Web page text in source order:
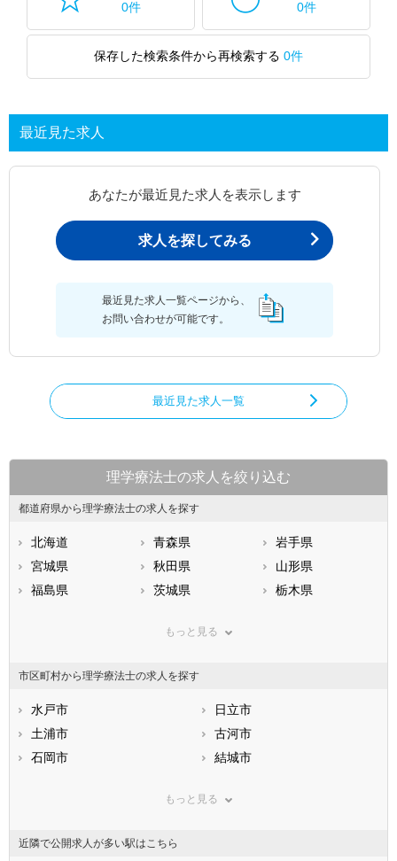
0件 0件
保存した検索条件から再検索する 0件
最近見た求人
あなたが最近見た求人を表示します
求人を探してみる
最近見た求人一覧ページから、
お問い合わせが可能です。
最近見た求人一覧
理学療法士の求人を絞り込む
都道府県から理学療法士の求人を探す
北海道 青森県
岩手県
宮城県
秋田県
山形県
福島県
茨城県
栃木県
神奈川県
石川県
福井県
静岡県
滋賀県
兵庫県
山口県
福岡県
佐賀県
もっと見る
市区町村から理学療法士の求人を探す
水戸市
日立市
土浦市
古河市
石岡市
結城市
常陸太田市
笠間市
もっと見る
近隣で公開求人が多い駅はこちら